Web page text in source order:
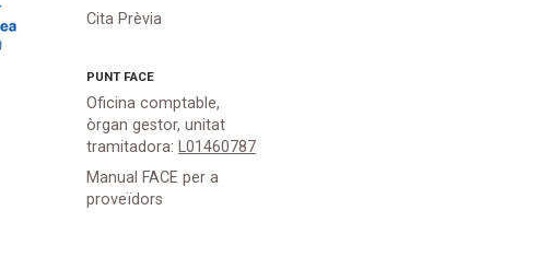
Cita Prèvia
PUNT FACE
Oficina comptable,
òrgan gestor, unitat
tramitadora: L01460787
Manual FACE per a
proveïdors